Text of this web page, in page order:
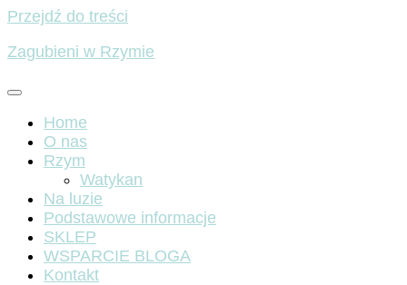
Przejdź do treści
Zagubieni w Rzymie
Home
O nas
Rzym
Watykan
Na luzie
Podstawowe informacje
SKLEP
WSPARCIE BLOGA
Kontakt